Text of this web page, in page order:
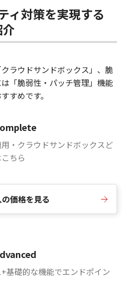
ィ対策を実現する
ラウドサンドボックス」、脆
「脆弱性・パッチ管理」機能
すめです。
・クラウドサンドボックスど
ちら
価格を見る
基礎的な機能でエンドポイン